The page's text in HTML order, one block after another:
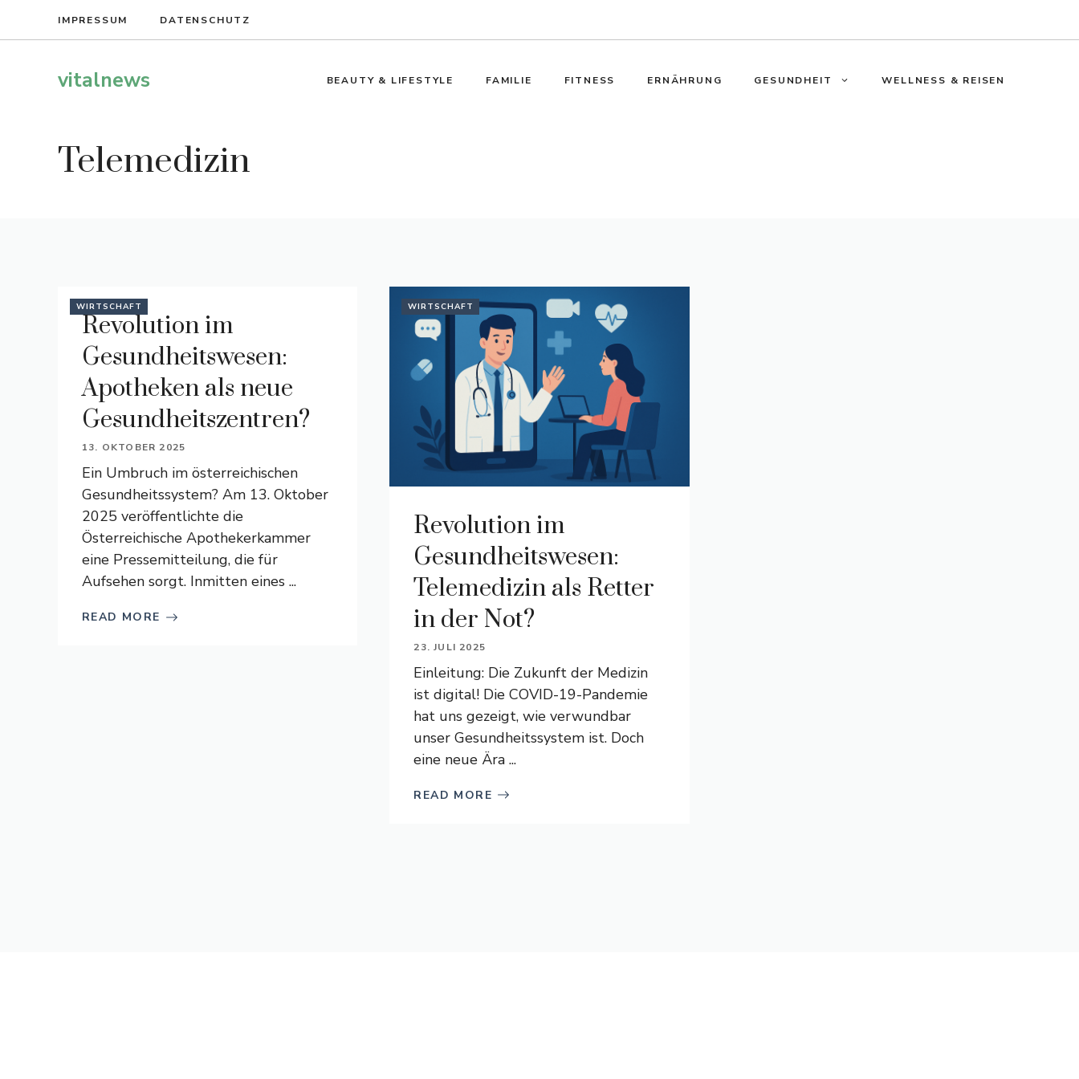
IMPRESSUM DATENSCHUTZ
vitalnews BEAUTY & LIFESTYLE FAMILIE FITNESS ERNÄHRUNG GESUNDHEIT WELLNESS & REISEN
Telemedizin
WIRTSCHAFT
Revolution im
Gesundheitswesen:
Apotheken als neue
Gesundheitszentren?
13. OKTOBER 2025
Ein Umbruch im österreichischen
Gesundheitssystem? Am 13. Oktober
2025 veröffentlichte die
Österreichische Apothekerkammer
eine Pressemitteilung, die für
Aufsehen sorgt. Inmitten eines ...
READ MORE
WIRTSCHAFT
Revolution im
Gesundheitswesen:
Telemedizin als Retter
in der Not?
23. JULI 2025
Einleitung: Die Zukunft der Medizin
ist digital! Die COVID-19-Pandemie
hat uns gezeigt, wie verwundbar
unser Gesundheitssystem ist. Doch
eine neue Ära ...
READ MORE